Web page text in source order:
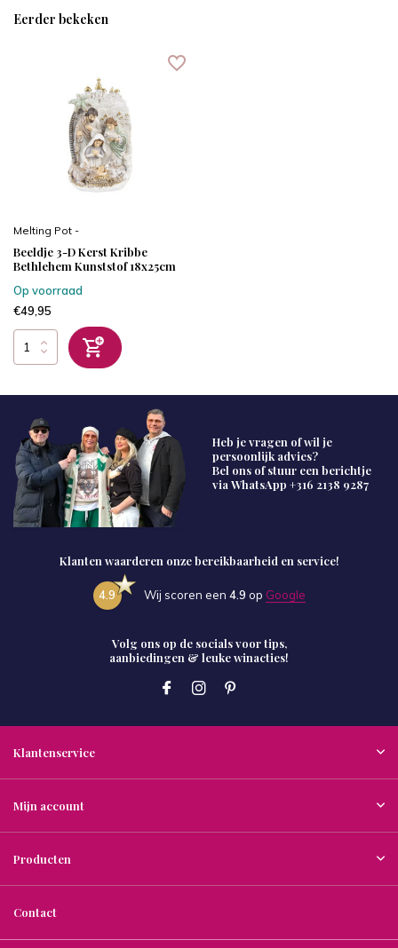
Eerder bekeken
Melting Pot -
Beeldje 3-D Kerst Kribbe
Bethlehem Kunststof 18x25cm
Op voorraad
€49,95
Heb je vragen of wil je
persoonlijk advies?
Bel ons of stuur een berichtje
via WhatsApp +316 2138 9287
Klanten waarderen onze bereikbaarheid en service!
4.9 Wij scoren een 4.9 op Google
Volg ons op de socials voor tips,
aanbiedingen & leuke winacties!
Klantenservice
Mijn account
Producten
Contact